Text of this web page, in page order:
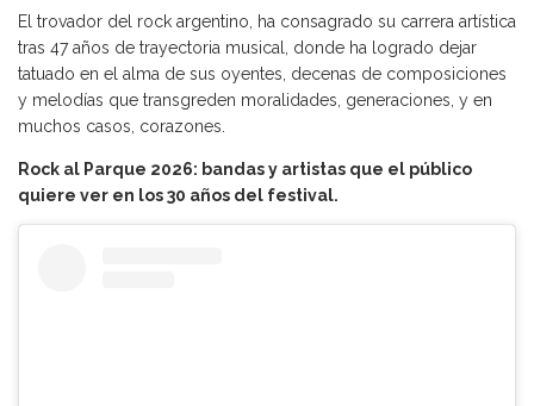
El trovador del rock argentino, ha consagrado su carrera artística
tras 47 años de trayectoria musical, donde ha logrado dejar
tatuado en el alma de sus oyentes, decenas de composiciones
y melodías que transgreden moralidades, generaciones, y en
muchos casos, corazones.
Rock al Parque 2026: bandas y artistas que el público
quiere ver en los 30 años del festival.